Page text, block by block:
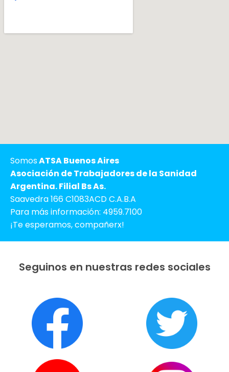
SomosATSA Buenos Aires
Asociación de Trabajadores de la Sanidad
Argentina. Filial Bs As.
Saavedra 166 C1083ACD C.A.B.A
Para más información: 4959.7100
¡Te esperamos, compañerx!
Seguinos en nuestras redes sociales